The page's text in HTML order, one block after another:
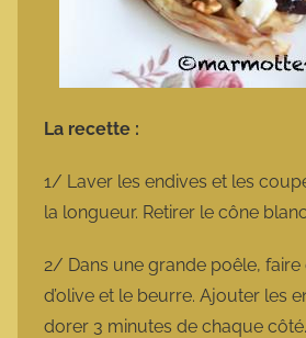
La recette :
1/ Laver les endives et les
la longueur. Retirer le cône
2/ Dans une grande poêle, faire
d’olive et le beurre. Ajouter les
dorer 3 minutes de chaque